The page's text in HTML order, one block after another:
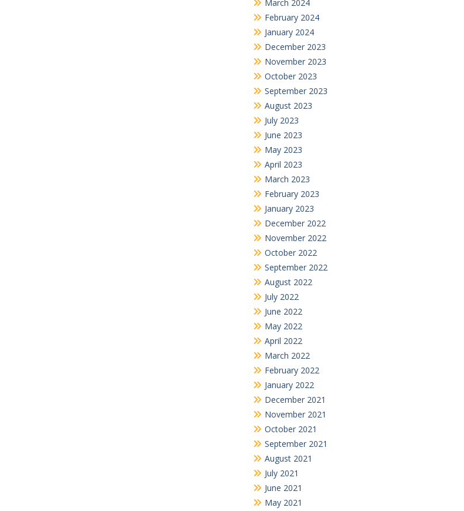
March 2024
February 2024
January 2024
December 2023
November 2023
October 2023
September 2023
August 2023
July 2023
June 2023
May 2023
April 2023
March 2023
February 2023
January 2023
December 2022
November 2022
October 2022
September 2022
August 2022
July 2022
June 2022
May 2022
April 2022
March 2022
February 2022
January 2022
December 2021
November 2021
October 2021
September 2021
August 2021
July 2021
June 2021
May 2021